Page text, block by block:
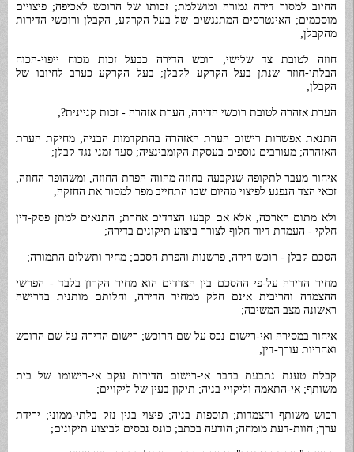
החיוב למסור דירה גמורה ומושלמת; זכותו של הרוכש לאכיפה; פיצויים
מוסכמים; האינטרסים המתנגשים של בעל הקרקע, הקבלן ורוכשי הדירות
מהקבלן;
חוזה לטובת צד שלישי; רוכש הדירה כבעל זכות מכוח ייפוי-הכוח
הבלתי-חוזר שנתן בעל הקרקע לקבלן; בעל הקרקע כערב לחיובו של
הקבלן;
הערת אזהרה לטובת רוכשי הדירה; הערת אזהרה - זכות קניינית?;
התנאת אפשרות רישום הערת האזהרה בהתקדמות הבניה; מחיקת הערת
האזהרה; מעורבים נוספים בעסקת הקומבינציה; סעד זמני נגד קבלן;
איחור מעבר לתקופה שנקבעה בחוזה מהווה הפרת החוזה, ומשהופר החוזה,
זכאי הצד הנפגע לפיצוי מהיום שבו התחייב מפר למסור את החזקה,
ולא מתום הארכה, אלא אם קבעו הצדדים אחרת; התנאים למתן פסק-דין
חלקי - העמדת דיור חלוף לצורך ביצוע תיקונים בדירה;
הסכם קבלן - רוכש דירה, פרשנות והפרת הסכם; מחיר ותשלום התמורה;
מחיר הדירה על-פי ההסכם בין הצדדים הוא מחיר הקרון בלבד - הפרשי
ההצמדה והריבית אינם חלק ממחיר הדירה, וחלותם מותנית בדרישה
ראשונה מצב המשיבה;
איחור במסירה ואי-רישום נכס על שם הרוכש; רישום הדירה על שם הרוכש
ואחריות עורך-דין;
קבלת טענת נתבעת בדבר אי-רישום הדירות עקב אי-רישומו של בית
משותף; אי-התאמה וליקויי בניה; תיקון בעין של ליקויים;
רכוש משותף והצמדות; תוספות בניה; פיצוי בגין נזק בלתי-ממוני; ירידת
ערך; חוות-דעת מומחה; הודעה בכתב; כונס נכסים לביצוע תיקונים;